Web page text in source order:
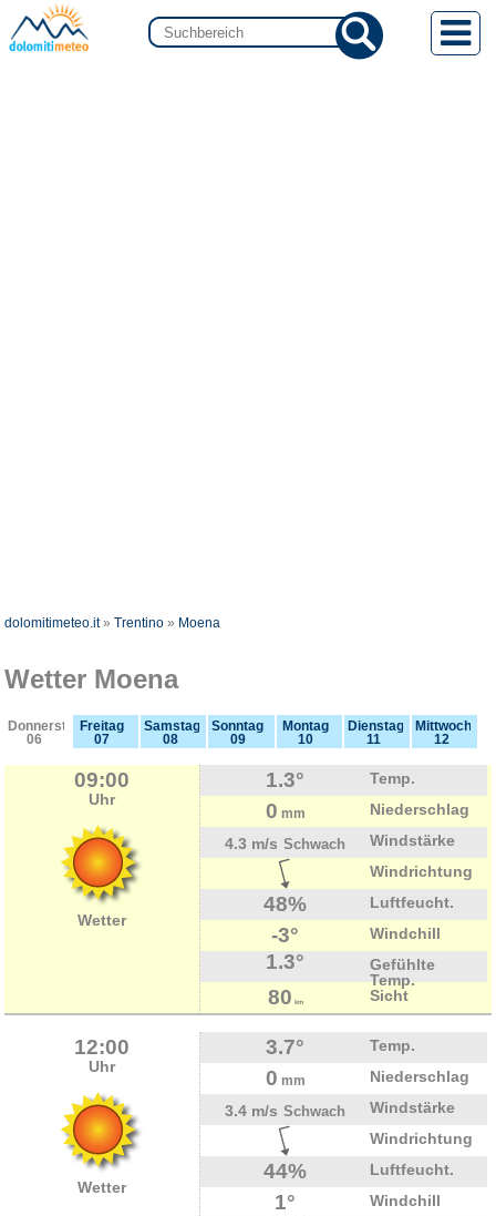
dolomitimeteo.it»Trentino » Moena
Wetter Moena
Donnerstag
06
Freitag
07
Samstag
08
Sonntag
09
Montag
10
Dienstag
11
Mittwoch
12
09:00
Uhr
Wetter
1.3° Temp.
0 mm
Niederschlag
4.3 m/s Schwach
Windstärke
Windrichtung
48% Luftfeucht.
-3° Windchill
1.3°
Gefühlte
Temp.
80 km Sicht
12:00
Uhr
Wetter
3.7° Temp.
0 mm
Niederschlag
3.4 m/s Schwach
Windstärke
Windrichtung
44% Luftfeucht.
1° Windchill